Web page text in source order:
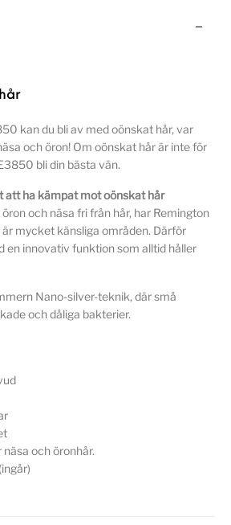
kan du bli av med oönskat hår, var
och öron! Om oönskat hår är inte för
bli din bästa vän.
att ha kämpat mot oönskat hår
och näsa fri från hår, har Remington
mycket känsliga områden. Därför
en innovativ funktion som alltid håller
Nano-silver-teknik, där små
och dåliga bakterier.
och öronhår.